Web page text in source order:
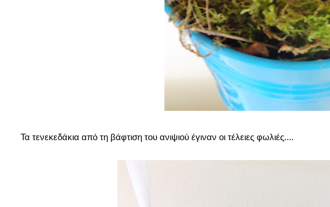
Τα τενεκεδάκια από τη βάφτιση του ανιψιού έγιναν οι τέλειες φωλιές....